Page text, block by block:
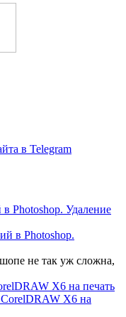
в Telegram
Photoshop. Удаление
не так уж сложна,
X6 на печать